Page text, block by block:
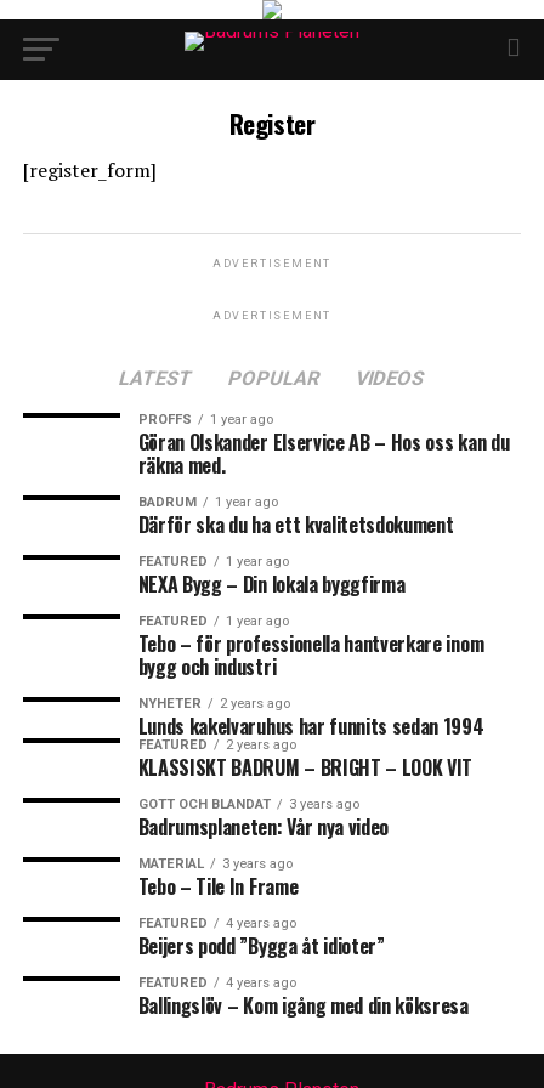
Register
[register_form]
ADVERTISEMENT
ADVERTISEMENT
LATEST POPULAR VIDEOS
PROFFS 1 year ago
Göran Olskander Elservice AB – Hos oss kan du
räkna med.
BADRUM 1 year ago
Därför ska du ha ett kvalitetsdokument
FEATURED 1 year ago
NEXA Bygg – Din lokala byggfirma
FEATURED 1 year ago
Tebo – för professionella hantverkare inom
bygg och industri
NYHETER 2 years ago
Lunds kakelvaruhus har funnits sedan 1994
FEATURED 2 years ago
KLASSISKT BADRUM – BRIGHT – LOOK VIT
GOTT OCH BLANDAT 3 years ago
Badrumsplaneten: Vår nya video
MATERIAL 3 years ago
Tebo – Tile In Frame
FEATURED 4 years ago
Beijers podd ”Bygga åt idioter”
FEATURED 4 years ago
Ballingslöv – Kom igång med din köksresa